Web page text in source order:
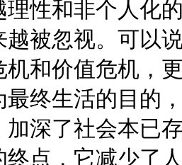
理性和非个人化
越被忽视。可以
机和价值危机，
最终生活的目的
加深了社会本已
终点，它减少了